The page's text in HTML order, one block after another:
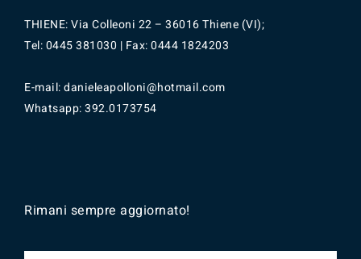
THIENE: Via Colleoni 22 – 36016 Thiene (VI);
Tel: 0445 381030 | Fax: 0444 1824203
E-mail: danieleapolloni@hotmail.com
Whatsapp:392.0173754
Rimani sempre aggiornato!